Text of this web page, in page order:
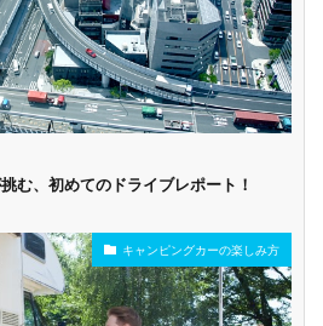
む、初めてのドライブレポート！
キャンピングカーの楽しみ方